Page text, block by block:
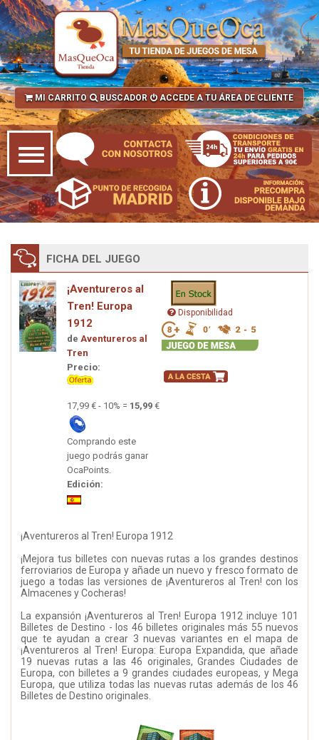
MI CARRITO BUSCADOR ACCEDE A TU ÁREA DE CLIENTE
FICHA DEL JUEGO
¡Aventureros al
Tren! Europa
1912
de Aventureros al
Tren
Precio:
17,99 € - 10% = 15,99 €
Comprando este
juego podrás ganar
OcaPoints.
Edición:
Disponibilidad
¡Aventureros al Tren! Europa 1912
¡Mejora tus billetes con nuevas rutas a los grandes destinos
ferroviarios de Europa y añade un nuevo y fresco formato de
juego a todas las versiones de ¡Aventureros al Tren! con los
Almacenes y Cocheras!
La expansión ¡Aventureros al Tren! Europa 1912 incluye 101
Billetes de Destino - los 46 billetes originales más 55 nuevos
que te ayudan a crear 3 nuevas variantes en el mapa de
¡Aventureros al Tren! Europa: Europa Expandida, que añade
19 nuevas rutas a las 46 originales, Grandes Ciudades de
Europa, con billetes a 9 grandes ciudades europeas, y Mega
Europa, que utiliza todas las nuevas rutas además de los 46
Billetes de Destino originales.